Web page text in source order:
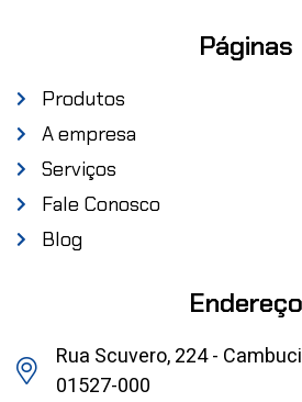
Páginas
Produtos
A empresa
Serviços
Fale Conosco
Blog
Endereço
Rua Scuvero, 224 -
01527-000